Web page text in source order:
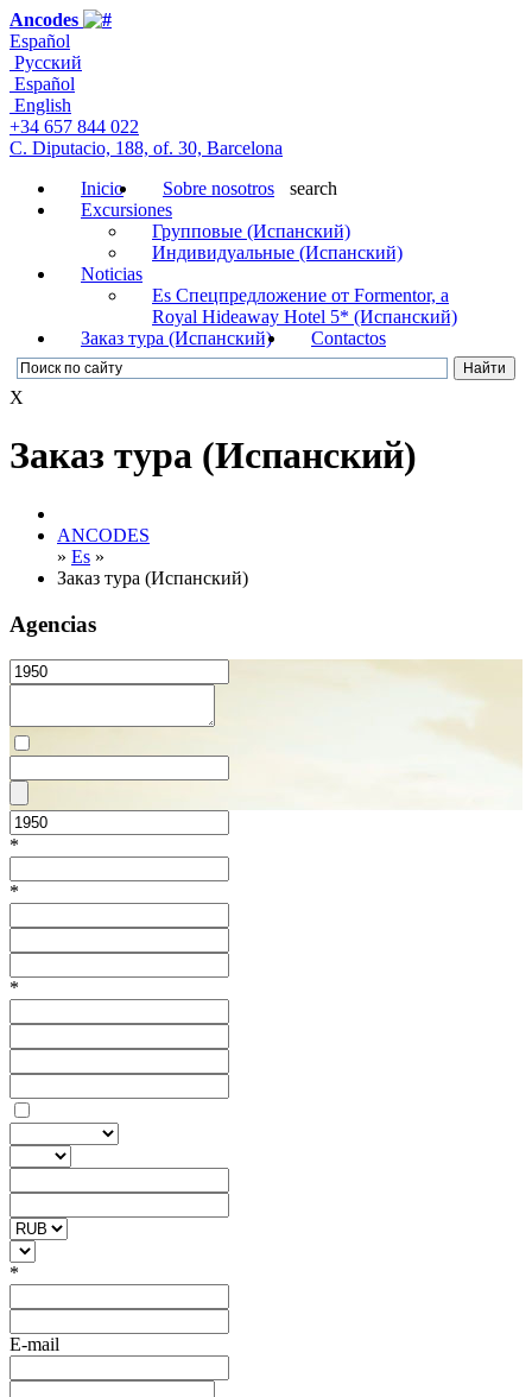
Ancodes
Español
Русский
Español
English
+34 657 844 022
C. Diputacio, 188, of. 30, Barcelona
Inicio
Sobre nosotros
Excursiones
Групповые (Испанский)
Индивидуальные (Испанский)
Noticias
Es Cпецпредложение от Formentor, a
Royal Hideaway Hotel 5* (Испанский)
Заказ тура (Испанский)
Contactos
search
X
Заказ тура (Испанский)
ANCODES
» Es »
Заказ тура (Испанский)
Agencias
*
*
*
*
E-mail